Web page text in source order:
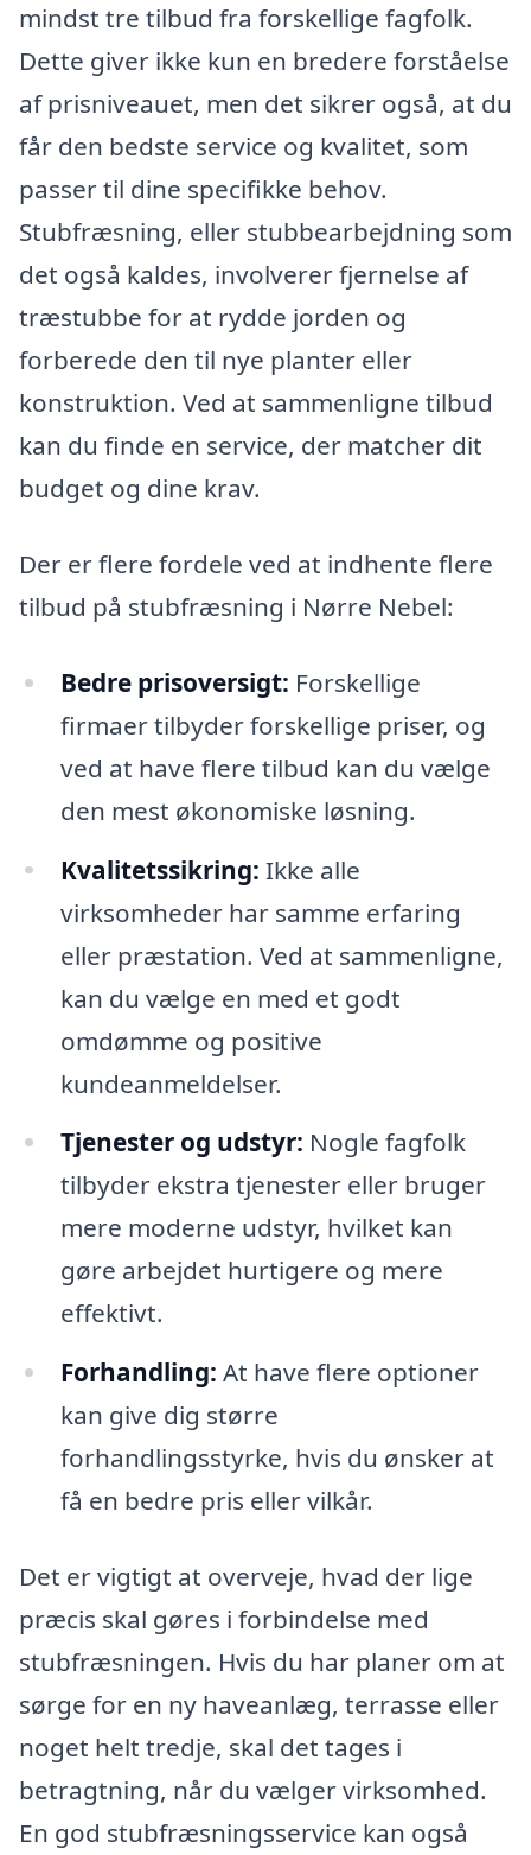
mindst tre tilbud fra forskellige fagfolk.
Dette giver ikke kun en bredere forståelse
af prisniveauet, men det sikrer også, at du
får den bedste service og kvalitet, som
passer til dine specifikke behov.
Stubfræsning, eller stubbearbejdning som
det også kaldes, involverer fjernelse af
træstubbe for at rydde jorden og
forberede den til nye planter eller
konstruktion. Ved at sammenligne tilbud
kan du finde en service, der matcher dit
budget og dine krav.
Der er flere fordele ved at indhente flere
tilbud på stubfræsning i Nørre Nebel:
Bedre prisoversigt: Forskellige
firmaer tilbyder forskellige priser, og
ved at have flere tilbud kan du vælge
den mest økonomiske løsning.
Kvalitetssikring: Ikke alle
virksomheder har samme erfaring
eller præstation. Ved at sammenligne,
kan du vælge en med et godt
omdømme og positive
kundeanmeldelser.
Tjenester og udstyr: Nogle fagfolk
tilbyder ekstra tjenester eller bruger
mere moderne udstyr, hvilket kan
gøre arbejdet hurtigere og mere
effektivt.
Forhandling: At have flere optioner
kan give dig større
forhandlingsstyrke, hvis du ønsker at
få en bedre pris eller vilkår.
Det er vigtigt at overveje, hvad der lige
præcis skal gøres i forbindelse med
stubfræsningen. Hvis du har planer om at
sørge for en ny haveanlæg, terrasse eller
noget helt tredje, skal det tages i
betragtning, når du vælger virksomhed.
En god stubfræsningsservice kan også